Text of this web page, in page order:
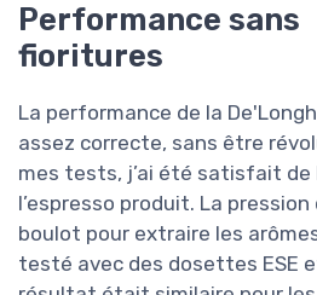
Performance sans
fioritures
La performance de la
assez correcte, sans être
mes tests, j’ai été satisfait de
l’espresso produit. La
boulot pour extraire les
testé avec des dosettes ESE